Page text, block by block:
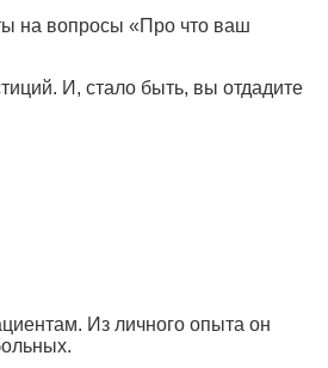
на вопросы «Про что ваш
И, стало быть, вы отдадите
Из личного опыта он